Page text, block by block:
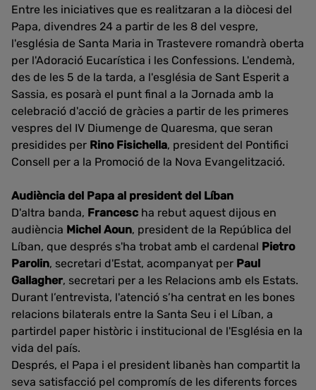
Entre les iniciatives que es realitzaran a la diòcesi del
Papa, divendres 24 a partir de les 8 del vespre,
l'església de Santa Maria in Trastevere romandrà oberta
per l'Adoració Eucarística i les Confessions. L'endemà,
des de les 5 de la tarda, a l'església de Sant Esperit a
Sassia, es posarà el punt final a la Jornada amb la
celebració d'acció de gràcies a partir de les primeres
vespres del IV Diumenge de Quaresma, que seran
presidides per Rino Fisichella, president del Pontifici
Consell per a la Promoció de la Nova Evangelització.
Audiència del Papa al president del Líban
D'altra banda, Francesc ha rebut aquest dijous en
audiència Michel Aoun, president de la República del
Líban, que després s'ha trobat amb el cardenal Pietro
Parolin, secretari d'Estat, acompanyat per Paul
Gallagher, secretari per a les Relacions amb els Estats.
Durant l’entrevista, l'atenció s’ha centrat en les bones
relacions bilaterals entre la Santa Seu i el Líban, a
partirdel paper històric i institucional de l'Església en la
vida del país.
Després, el Papa i el president libanès han compartit la
seva satisfacció pel compromís de les diferents forces